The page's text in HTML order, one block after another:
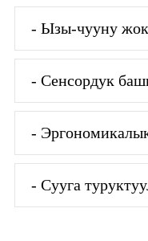
- Ызы-чууну
- Сенсордук
-
- Сууга